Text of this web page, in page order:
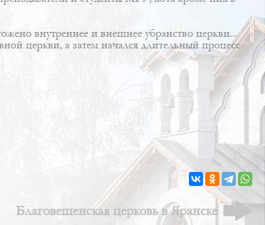
внутреннее и внешнее убранство церкви...
церкви, а затем начался длительный процесс
Благовещенская церковь в Яранске